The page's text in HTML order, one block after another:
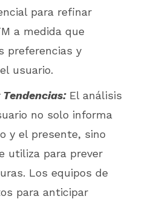
para refinar
a medida que
preferencias y
usuario.
El análisis
no solo informa
y el presente, sino
utiliza para prever
Los equipos de
para anticipar